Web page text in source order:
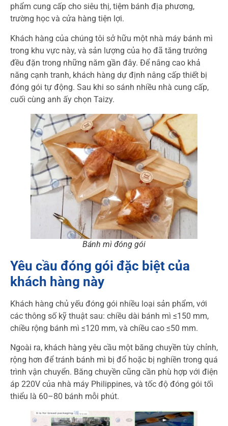
phẩm cung cấp cho siêu thị, tiệm bánh địa phương,
trường học và cửa hàng tiện lợi.
Khách hàng của chúng tôi sở hữu một nhà máy bánh mì
trong khu vực này, và sản lượng của họ đã tăng trưởng
đều đặn trong những năm gần đây. Để nâng cao khả
năng cạnh tranh, khách hàng dự định nâng cấp thiết bị
đóng gói tự động. Sau khi so sánh nhiều nhà cung cấp,
cuối cùng anh ấy chọn Taizy.
Bánh mì đóng gói
Yêu cầu đóng gói đặc biệt của
khách hàng này
Khách hàng chủ yếu đóng gói nhiều loại sản phẩm, với
các thông số kỹ thuật sau: chiều dài bánh mì ≤150 mm,
chiều rộng bánh mì ≤120 mm, và chiều cao ≤50 mm.
Ngoài ra, khách hàng yêu cầu một băng chuyền tùy chỉnh,
rộng hơn để tránh bánh mì bị đổ hoặc bị nghiền trong quá
trình vận chuyển. Băng chuyền cũng cần phù hợp với điện
áp 220V của nhà máy Philippines, và tốc độ đóng gói tối
thiểu là 60–80 bánh mỗi phút.